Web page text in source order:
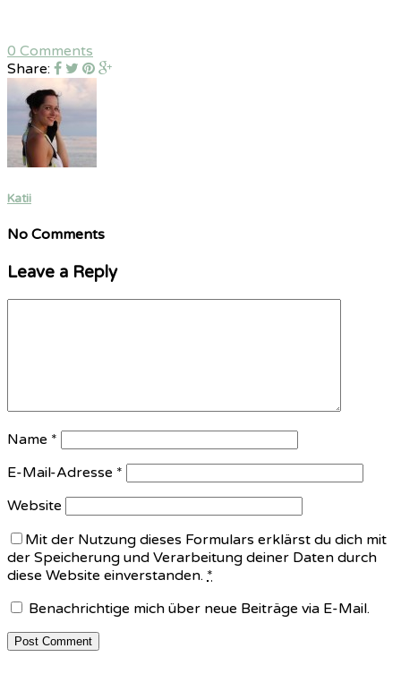
0 Comments
Share:
Katii
No Comments
Leave a Reply
Name *
E-Mail-Adresse *
Website
Mit der Nutzung dieses Formulars erklärst du dich mit
der Speicherung und Verarbeitung deiner Daten durch
diese Website einverstanden. *
Benachrichtige mich über neue Beiträge via E-Mail.